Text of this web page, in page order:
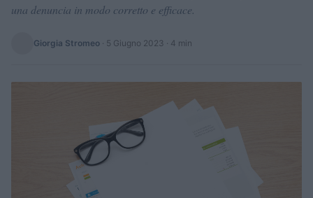
una denuncia in modo corretto e efficace.
Giorgia Stromeo · 5 Giugno 2023 · 4 min